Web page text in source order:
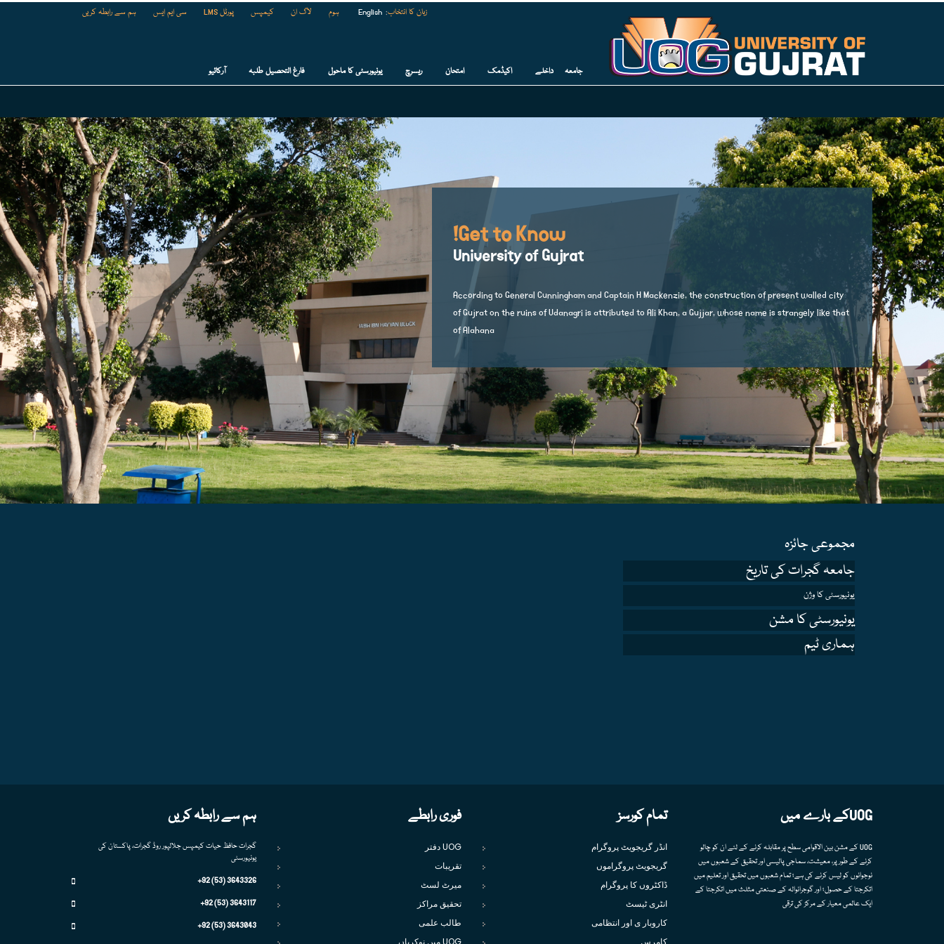
زبان کا انتخاب:
English ہوم لاگ ان کیمپس پورٹل LMS سی ایم ایس ہم سے رابطہ کریں
جامعہ داخلے اکیڈمک امتحان ریسرچ یونیورسٹی کا ماحول فارغ التحصیل طلبہ آرکائیو
Get to Know!
University of Gujrat
According to General Cunningham and Captain H Mackenzie, the construction of present walled city
of Gujrat on the ruins of Udanagri is attributed to Ali Khan, a Gujjar, whose name is strangely like that
of Alahana
مجموعی جائزہ
جامعہ گجرات کی تاریخ
یونیورسٹی کا وژن
یونیورسٹی کا مشن
ہماری ٹیم
UOGکے بارے میں
UOG کے مشن بین الاقوامی سطح پر مقابلہ کرنے کے لئے ان کو چالو
کرنے کے طور پر، معیشت، سماجی پالیسی اور تحقیق کے شعبوں میں
نوجوانوں کو لیس کرنے کی ہے؛ تمام شعبوں میں تحقیق اور تعلیم میں
اتکرجتا کے حصول؛ اور گوجرانوالہ کے صنعتی مثلث میں اتکرجتا کے
ایک عالمی معیار کے مرکز کی ترقی
تمام کورسز
انڈر گریجویٹ پروگرام
گریجویٹ پروگراموں
ڈاکٹروں کا پروگرام
انٹری ٹیسٹ
کاروبار ی اور انتظامی
کامرس
فوری رابطے
UOG دفتر
تقریبات
میرٹ لسٹ
تحقیق مراکز
طالب علمی
UOG میں نوکریاں
ہم سے رابطہ کریں
گجرات حافظ حیات کیمپس جلالپور روڈ گجرات، پاکستان کی
یونیورسٹی
+92 (53) 3643326
+92 (53) 3643117
+92 (53) 3643043